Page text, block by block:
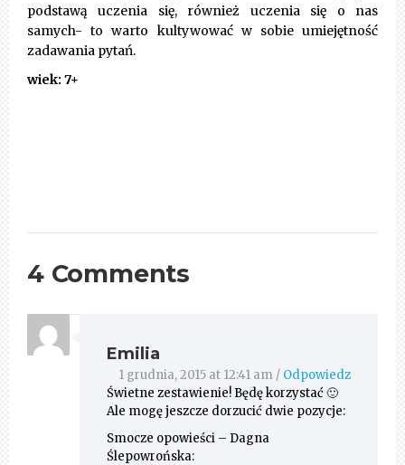
podstawą uczenia się, również uczenia się o nas
samych- to warto kultywować w sobie umiejętność
zadawania pytań.
wiek: 7+
4 Comments
Emilia
1 grudnia, 2015 at 12:41 am / Odpowiedz
Świetne zestawienie! Będę korzystać 🙂
Ale mogę jeszcze dorzucić dwie pozycje:
Smocze opowieści – Dagna
Ślepowrońska: